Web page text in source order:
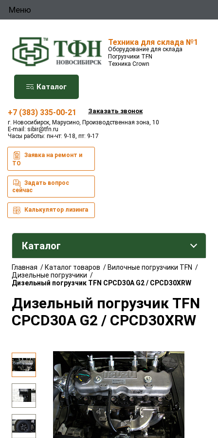
Меню
Техника для склада №1
Оборудование для склада
Погрузчики TFN
Техника Crown
Каталог
+7 (383) 335-00-21 Заказать звонок
г. Новосибирск, Марусино, Производственная зона, 10
E-mail: sibir@tfn.ru
Часы работы: пн-чт: 9-18, пт: 9-17
Заявка на ремонт и
ТО
Задать вопрос
сейчас
Калькулятор лизинга
Каталог
Главная /Каталог товаров /Вилочные погрузчики TFN /
Дизельные погрузчики /
Дизельный погрузчик TFN CPCD30A G2 / CPCD30XRW
Дизельный погрузчик TFN
CPCD30A G2 / CPCD30XRW